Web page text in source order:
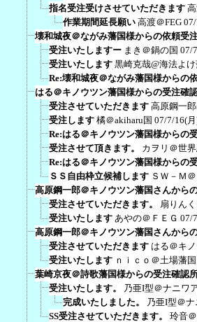
指名受注受けさせていただきます
作業期間延長願い 高渡＠FEG
壊和城夜＠ながみ藩国様からの依頼受
受注いたしますー まき＠鍋の国 07/
受注いたします 黒崎克哉@海法よけ
Re:壊和城夜＠ながみ藩国様からの
はる＠キノウツン藩国様からの受注確
受注させていただきます 高原鋼一
受注します 橘＠akiharu国 07/7/16(
Re:はる＠キノウツン藩国様からの
受注させて頂きます。
カヲリ＠世
Re:はる＠キノウツン藩国様からの
ＳＳ自由枠立候補します ＳＷ－Ｍ
高原鋼一郎＠キノウツン藩国さんから
受注させていただきます。
扇りん
受注いたします あやの＠ＦＥＧ 07/
高原鋼一郎＠キノウツン藩国さんから
受注させていただきます はる＠キ
受注いたします ｎｉｃｏ＠土場藩国
葉崎京夜＠詩歌藩国様からの受注確認
受注いたします。
乃亜I型＠ナニワ
完成いたしました。
乃亜I型＠
SS受注させていただきます。
玲音